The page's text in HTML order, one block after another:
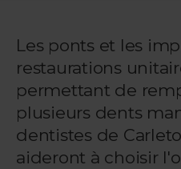
Les ponts et les
restaurations
permettant de
plusieurs dents
dentistes de
aideront à choisir